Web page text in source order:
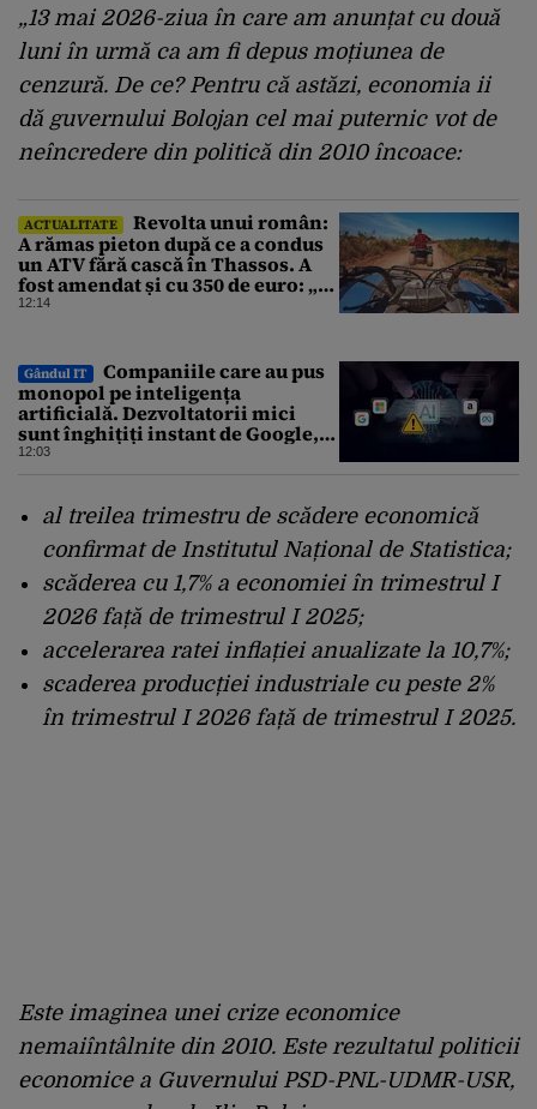
„13 mai 2026-ziua în care am anunțat cu două
luni în urmă ca am fi depus moțiunea de
cenzură. De ce? Pentru că astăzi, economia ii
dă guvernului Bolojan cel mai puternic vot de
neîncredere din politică din 2010 încoace:
ACTUALITATE
Revolta unui român:
A rămas pieton după ce a condus
un ATV fără cască în Thassos. A
fost amendat și cu 350 de euro: „Vi
se pare normal?”
12:14
Gândul IT
Companiile care au pus
monopol pe inteligența
artificială. Dezvoltatorii mici
sunt înghițiți instant de Google,
Amazon sau Microsoft
12:03
al treilea trimestru de scădere economică
confirmat de Institutul Național de Statistica;
scăderea cu 1,7% a economiei în trimestrul I
2026 față de trimestrul I 2025;
accelerarea ratei inflației anualizate la 10,7%;
scaderea producției industriale cu peste 2%
în trimestrul I 2026 față de trimestrul I 2025.
Este imaginea unei crize economice
nemaiîntâlnite din 2010. Este rezultatul politicii
economice a Guvernului PSD-PNL-UDMR-USR,